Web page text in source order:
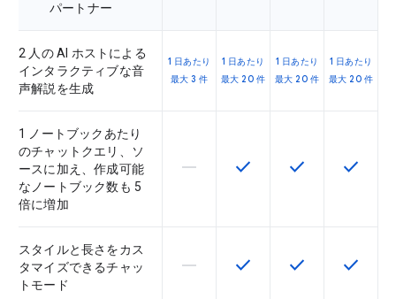
パートナー
2 人の AI ホストによる
インタラクティブな音
声解説を生成
1 日あたり
最大 3 件
1 日あたり
最大 20 件
1 日あたり
最大 20 件
1 日あたり
最大 20 件
1 ノートブックあたり
のチャットクエリ、ソ
ースに加え、作成可能
なノートブック数も 5
倍に増加
この機能は該当の SKU でサポー
horizontal_rule この機能は該当の SKU
check この機能は該当
check この機
check
スタイルと長さをカス
タマイズできるチャッ
トモード
この機能は該当の SKU でサポー
horizontal_rule この機能は該当の SKU
check この機能は該当
check この機
check